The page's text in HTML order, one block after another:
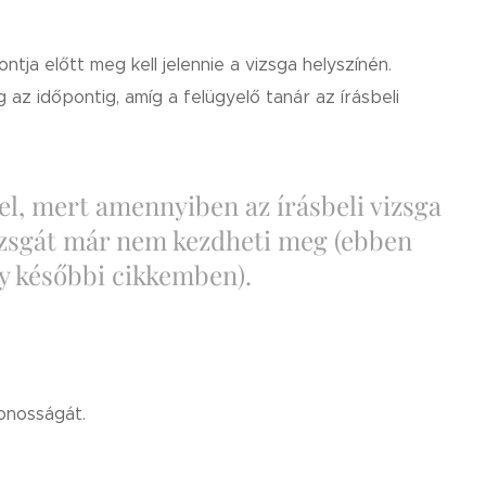
előtt meg kell jelennie a vizsga helyszínén.
időpontig, amíg a felügyelő tanár az írásbeli
mert amennyiben az írásbeli vizsga
már nem kezdheti meg (ebben
későbbi cikkemben).